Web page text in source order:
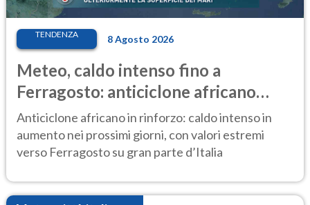
TENDENZA 8 Agosto 2026
Meteo, caldo intenso fino a
Ferragosto: anticiclone africano
ancora protagonista
Anticiclone africano in rinforzo: caldo intenso in
aumento nei prossimi giorni, con valori estremi
verso Ferragosto su gran parte d’Italia